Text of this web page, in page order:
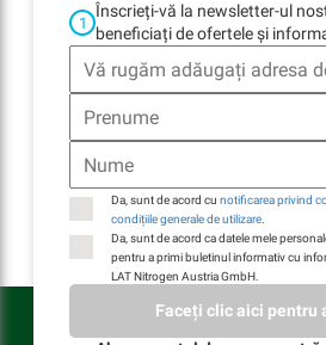
1
Înscrieți-vă la newsletter-ul
beneficiați de ofertele și
Da, sunt de acord cu notificarea privind
condițiile generale de utilizare
Da, sunt de acord ca datele mele
pentru a primi buletinul informativ cu
LAT Nitrogen Austria GmbH.
Faceți clic aici pentru
Home
Locații
Contacte
E-Billing
Companie
LAT Nitrogen Austria GmbH © Toate